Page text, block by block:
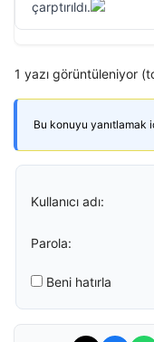
çarptırıldı.
1 yazı görüntüleniyor
Bu konuyu yanıtlamak
Kullanıcı adı:
Parola:
Beni hatırla